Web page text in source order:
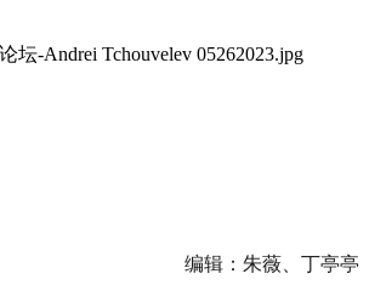
编辑：朱薇、丁亭亭